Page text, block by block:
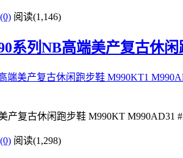
阅读(1,146)
系列NB高端美产复古休
产复古休闲跑步鞋 M990KT M990AD31
阅读(1,298)